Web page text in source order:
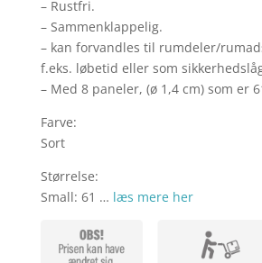
– Rustfri.
– Sammenklappelig.
– kan forvandles til rumdeler/
f.eks. løbetid eller som
– Med 8 paneler, (ø 1,4 cm) som er
Farve:
Sort
Størrelse:
Small: 61 … læs mere her